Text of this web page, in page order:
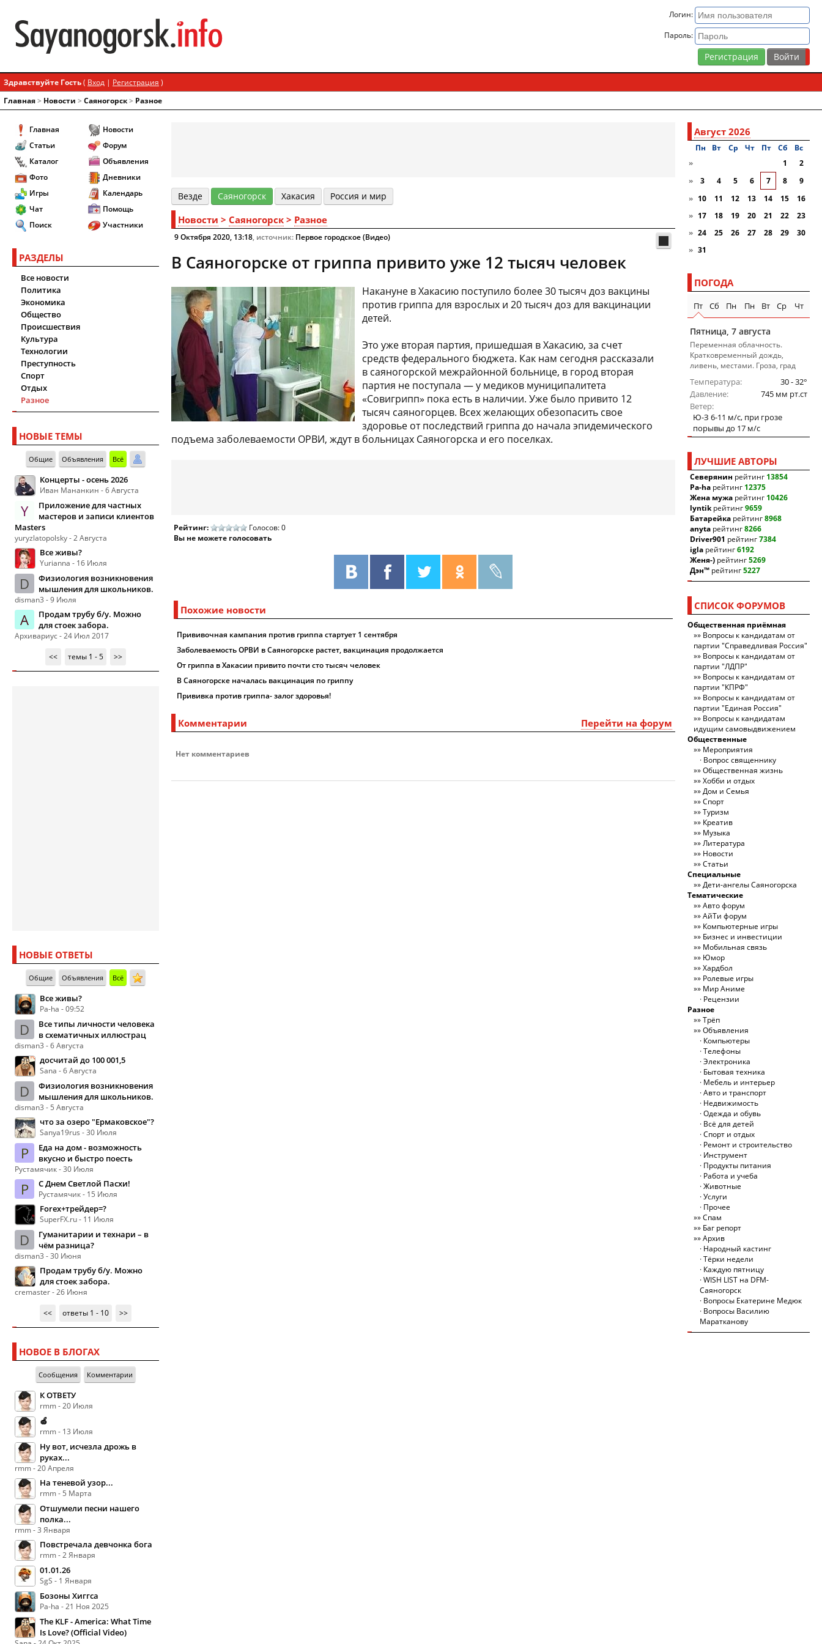
Логин:
Пароль:
Регистрация
Здравствуйте Гость( Вход | Регистрация )
Главная> Новости > Cаяногорск> Разное
Главная
Статьи
Каталог
Фото
Игры
Чат
Поиск
Новости
Форум
Объявления
Дневники
Календарь
Помощь
Участники
РАЗДЕЛЫ
Все новости
Политика
Экономика
Общество
Происшествия
Культура
Технологии
Преступность
Спорт
Отдых
Разное
НОВЫЕ ТЕМЫ
Общие Объявления Всё
Концерты - осень 2026
Иван Мананкин - 6 Августа
Y
Приложение для частных
мастеров и записи клиентов
Masters
yuryzlatopolsky - 2 Августа
Все живы?
Yurianna - 16 Июля
D
Физиология возникновения
мышления для школьников.
disman3 - 9 Июля
А
Продам трубу б/у. Можно
для стоек забора.
Архивариус - 24 Июл 2017
<<
темы 1 - 5 >>
НОВЫЕ ОТВЕТЫ
Общие Объявления Всё
Все живы?
Pa-ha - 09:52
D
Все типы личности человека
в схематичных иллюстрац
disman3 - 6 Августа
досчитай до 100 001,5
Sana - 6 Августа
D
Физиология возникновения
мышления для школьников.
disman3 - 5 Августа
что за озеро "Ермаковское"?
Sanya19rus - 30 Июля
Р
Еда на дом - возможность
вкусно и быстро поесть
Рустамячик - 30 Июля
Р С Днем Светлой Пасхи!
Рустамячик - 15 Июля
Forex+трейдер=?
SuperFX.ru - 11 Июля
D
Гуманитарии и технари – в
чём разница?
disman3 - 30 Июня
Продам трубу б/у. Можно
для стоек забора.
cremaster - 26 Июня
<<
ответы 1 - 10 >>
НОВОЕ В БЛОГАХ
Сообщения Комментарии
К ОТВЕТУ
rmm - 20 Июля
🍏
rmm - 13 Июля
Ну вот, исчезла дрожь в
руках...
rmm - 20 Апреля
На теневой узор...
rmm - 5 Марта
Отшумели песни нашего
полка...
rmm - 3 Января
Повстречала девчонка бога
rmm - 2 Января
01.01.26
SgS - 1 Января
Бозоны Хиггса
Pa-ha - 21 Ноя 2025
The KLF - America: What Time
Is Love? (Official Video)
Везде Cаяногорск Хакасия Россия и мир
Новости > Cаяногорск > Разное
9 Октября 2020, 13:18, источник: Первое городское (Видео)
В Саяногорске от гриппа привито уже 12 тысяч человек
Накануне в Хакасию поступило более 30 тысяч доз вакцины
против гриппа для взрослых и 20 тысяч доз для вакцинации
детей.
Это уже вторая партия, пришедшая в Хакасию, за счет
средств федерального бюджета. Как нам сегодня рассказали
в саяногорской межрайонной больнице, в город вторая
партия не поступала — у медиков муниципалитета
«Совигрипп» пока есть в наличии. Уже было привито 12
тысяч саяногорцев. Всех желающих обезопасить свое
здоровье от последствий гриппа до начала эпидемического
подъема заболеваемости ОРВИ, ждут в больницах Саяногорска и его поселках.
Рейтинг:
Голосов: 0
Вы не можете голосовать
Похожие новости
Прививочная кампания против гриппа стартует 1 сентября
Заболеваемость ОРВИ в Саяногорске растет, вакцинация продолжается
От гриппа в Хакасии привито почти сто тысяч человек
В Саяногорске началась вакцинация по гриппу
Прививка против гриппа- залог здоровья!
Перейти на форум
Комментарии
Нет комментариев
Август 2026
Пн Вт Ср Чт Пт Сб
Вc
»
1
2
»
3 4 5 6 7 8
9
» 10 11 12 13 14 15
16
» 17 18 19 20 21 22
23
» 24 25 26 27 28 29
30
» 31
ПОГОДА
Пт Сб Пн Пн Вт Ср Чт
Пятница, 7 августа
Переменная облачность.
Кратковременный дождь,
ливень, местами. Гроза, град
Температура
30 - 32°
Давление
745 мм рт.ст
Ветер
Ю-З 6-11 м/c, при грозе
порывы до 17 м/c
ЛУЧШИЕ АВТОРЫ
Северянин рейтинг 13854
Pa-ha рейтинг 12375
Жена мужа рейтинг 10426
lyntikрейтинг9659
Батарейка рейтинг8968
anyta рейтинг8266
Driver901 рейтинг7384
igla рейтинг6192
Женя-) рейтинг5269
Дэн™ рейтинг5227
СПИСОК ФОРУМОВ
Общественная приёмная
Вопросы к кандидатам от
партии "Справедливая Россия"
Вопросы к кандидатам от
партии "ЛДПР"
Вопросы к кандидатам от
партии "КПРФ"
Вопросы к кандидатам от
партии "Единая Россия"
Вопросы к кандидатам
идущим самовыдвижением
Общественные
Мероприятия
Вопрос священнику
Общественная жизнь
Хобби и отдых
Дом и Семья
Спорт
Туризм
Креатив
Музыка
Литература
Новости
Статьи
Специальные
Дети-ангелы Саяногорска
Тематические
Авто форум
АйТи форум
Компьютерные игры
Бизнес и инвестиции
Мобильная связь
Юмор
Хардбол
Ролевые игры
Мир Аниме
Рецензии
Разное
Трёп
Объявления
Компьютеры
Телефоны
Электроника
Бытовая техника
Мебель и интерьер
Авто и транспорт
Недвижимость
Одежда и обувь
Всё для детей
Спорт и отдых
Ремонт и строительство
Инструмент
Продукты питания
Работа и учеба
Животные
Услуги
Прочее
Спам
Баг репорт
Архив
Народный кастинг
Тёрки недели
Каждую пятницу
WISH LIST на DFM-
Саяногорск
Вопросы Екатерине Медюк
Вопросы Василию
Маратканову